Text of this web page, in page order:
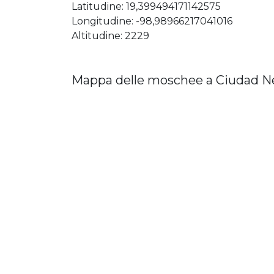
Latitudine: 19,399494171142575
Longitudine: -98,98966217041016
Altitudine: 2229
Mappa delle moschee a Ciudad